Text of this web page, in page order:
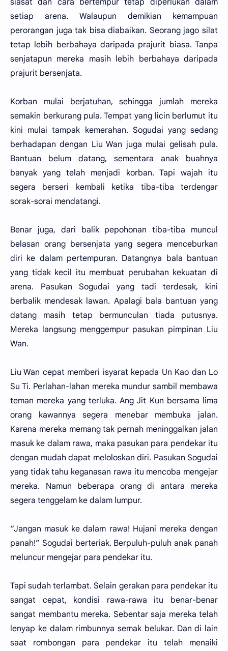
setiap arena. Walaupun demikian kemampuan
perorangan juga tak bisa diabaikan. Seorang jago silat
tetap lebih berbahaya daripada prajurit biasa. Tanpa
senjatapun mereka masih lebih berbahaya daripada
prajurit bersenjata.
Korban mulai berjatuhan, sehingga jumlah mereka
semakin berkurang pula. Tempat yang licin berlumut itu
kini mulai tampak kemerahan. Sogudai yang sedang
berhadapan dengan Liu Wan juga mulai gelisah pula.
Bantuan belum datang, sementara anak buahnya
banyak yang telah menjadi korban. Tapi wajah itu
segera berseri kembali ketika tiba-tiba terdengar
sorak-sorai mendatangi.
Benar juga, dari balik pepohonan tiba-tiba muncul
belasan orang bersenjata yang segera menceburkan
diri ke dalam pertempuran. Datangnya bala bantuan
yang tidak kecil itu membuat perubahan kekuatan di
arena. Pasukan Sogudai yang tadi terdesak, kini
berbalik mendesak lawan. Apalagi bala bantuan yang
datang masih tetap bermunculan tiada putusnya.
Mereka langsung menggempur pasukan pimpinan Liu
Wan.
Liu Wan cepat memberi isyarat kepada Un Kao dan Lo
Su Ti. Perlahan-lahan mereka mundur sambil membawa
teman mereka yang terluka. Ang Jit Kun bersama lima
orang kawannya segera menebar membuka jalan.
Karena mereka memang tak pernah meninggalkan jalan
masuk ke dalam rawa, maka pasukan para pendekar itu
dengan mudah dapat meloloskan diri. Pasukan Sogudai
yang tidak tahu keganasan rawa itu mencoba mengejar
mereka. Namun beberapa orang di antara mereka
segera tenggelam ke dalam lumpur.
“Jangan masuk ke dalam rawa! Hujani mereka dengan
panah!” Sogudai berteriak. Berpuluh-puluh anak panah
meluncur mengejar para pendekar itu.
Tapi sudah terlambat. Selain gerakan para pendekar itu
sangat cepat, kondisi rawa-rawa itu benar-benar
sangat membantu mereka. Sebentar saja mereka telah
lenyap ke dalam rimbunnya semak belukar. Dan di lain
saat rombongan para pendekar itu telah menaiki